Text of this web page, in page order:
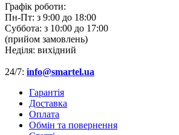
Графік роботи:
Пн-Пт: з 9:00 до 18:00
Суббота: з 10:00 до 17:00
(прийом замовлень)
Неділя: вихідний
24/7: info@smartel.ua
Гарантія
Доставка
Оплата
Обмін та повернення